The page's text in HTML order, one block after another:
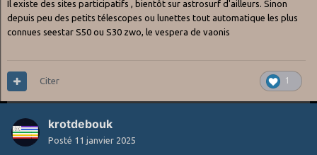
Il existe des sites participatifs , bientôt sur astrosurf d'ailleurs. Sinon
depuis peu des petits télescopes ou lunettes tout automatique les plus
connues seestar S50 ou S30 zwo, le vespera de vaonis
1
Citer
krotdebouk
Posté 11 janvier 2025